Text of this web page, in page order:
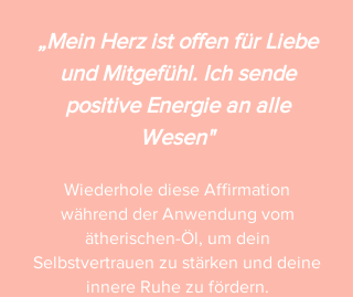
„Mein Herz ist offen für Liebe
und Mitgefühl. Ich sende
positive Energie an alle
Wesen"
Wiederhole diese Affirmation
während der Anwendung vom
ätherischen-Öl, um dein
Selbstvertrauen zu stärken und deine
innere Ruhe zu fördern.